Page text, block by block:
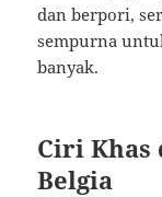
dan berpori,
sempurna
banyak.
Ciri Khas
Belgia